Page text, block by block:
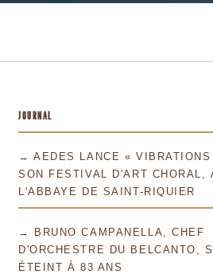
JOURNAL
→ AEDES LANCE « VIBRATIONS
SON FESTIVAL D'ART CHORAL,
L'ABBAYE DE SAINT-RIQUIER
→ BRUNO CAMPANELLA, CHEF
D'ORCHESTRE DU BELCANTO,
ÉTEINT À 83 ANS